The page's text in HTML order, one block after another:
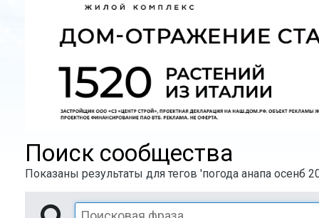
Поиск сообщества
Показаны результаты для тегов 'погода анапа осенб